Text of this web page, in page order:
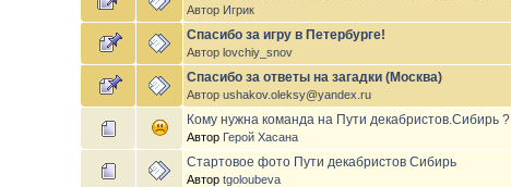
Автор Игрик
Спасибо за игру в Петербурге!
Авторlovchiy_snov
Спасибо за ответы на загадки (Москва)
Авторushakov.oleksy@yandex.ru
Кому нужна команда на Пути декабристов.Сибирь ?
Автор Герой Хасана
Стартовое фото Пути декабристов Сибирь
Авторtgoloubeva